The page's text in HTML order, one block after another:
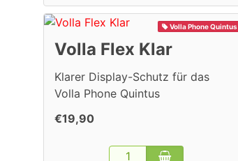
Volla Phone Quintus
Volla Flex Klar
Klarer Display-Schutz für das
Volla Phone Quintus
€19,90